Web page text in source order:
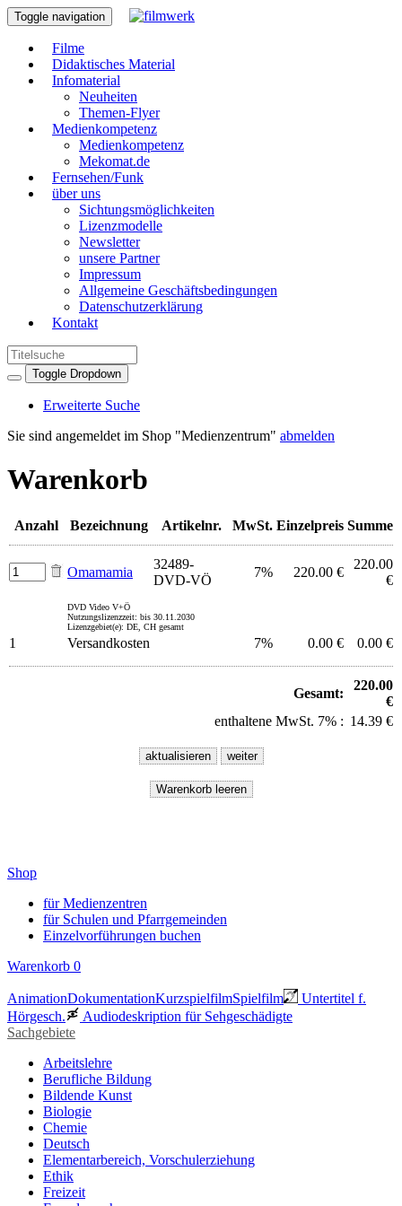
Toggle navigation
Filme
Didaktisches Material
Infomaterial
Neuheiten
Themen-Flyer
Medienkompetenz
Medienkompetenz
Mekomat.de
Fernsehen/Funk
über uns
Sichtungsmöglichkeiten
Lizenzmodelle
Newsletter
unsere Partner
Impressum
Allgemeine Geschäftsbedingungen
Datenschutzerklärung
Kontakt
Toggle Dropdown
Erweiterte Suche
Sie sind angemeldet im Shop "Medienzentrum" abmelden
Warenkorb
Anzahl Bezeichnung Artikelnr. MwSt. Einzelpreis Summe
Omamamia
32489-
DVD-VÖ
7% 220.00 €
220.00
€
DVD Video V+Ö
Nutzungslizenzzeit: bis 30.11.2030
Lizenzgebiet(e): DE, CH gesamt
1 Versandkosten 7% 0.00 € 0.00 €
Gesamt:
220.00
€
enthaltene MwSt. 7% : 14.39 €
Shop
für Medienzentren
für Schulen und Pfarrgemeinden
Einzelvorführungen buchen
Warenkorb 0
AnimationDokumentationKurzspielfilmSpielfilm
Untertitel f.
Hörgesch.
Audiodeskription für Sehgeschädigte
Sachgebiete
Arbeitslehre
Berufliche Bildung
Bildende Kunst
Biologie
Chemie
Deutsch
Elementarbereich, Vorschulerziehung
Ethik
Freizeit